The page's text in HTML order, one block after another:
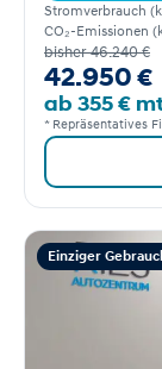
Stromverbrauch
CO₂-Emissionen
bisher 46.240 €
42.950 €
ab 355 €
* Repräsentatives
Einziger